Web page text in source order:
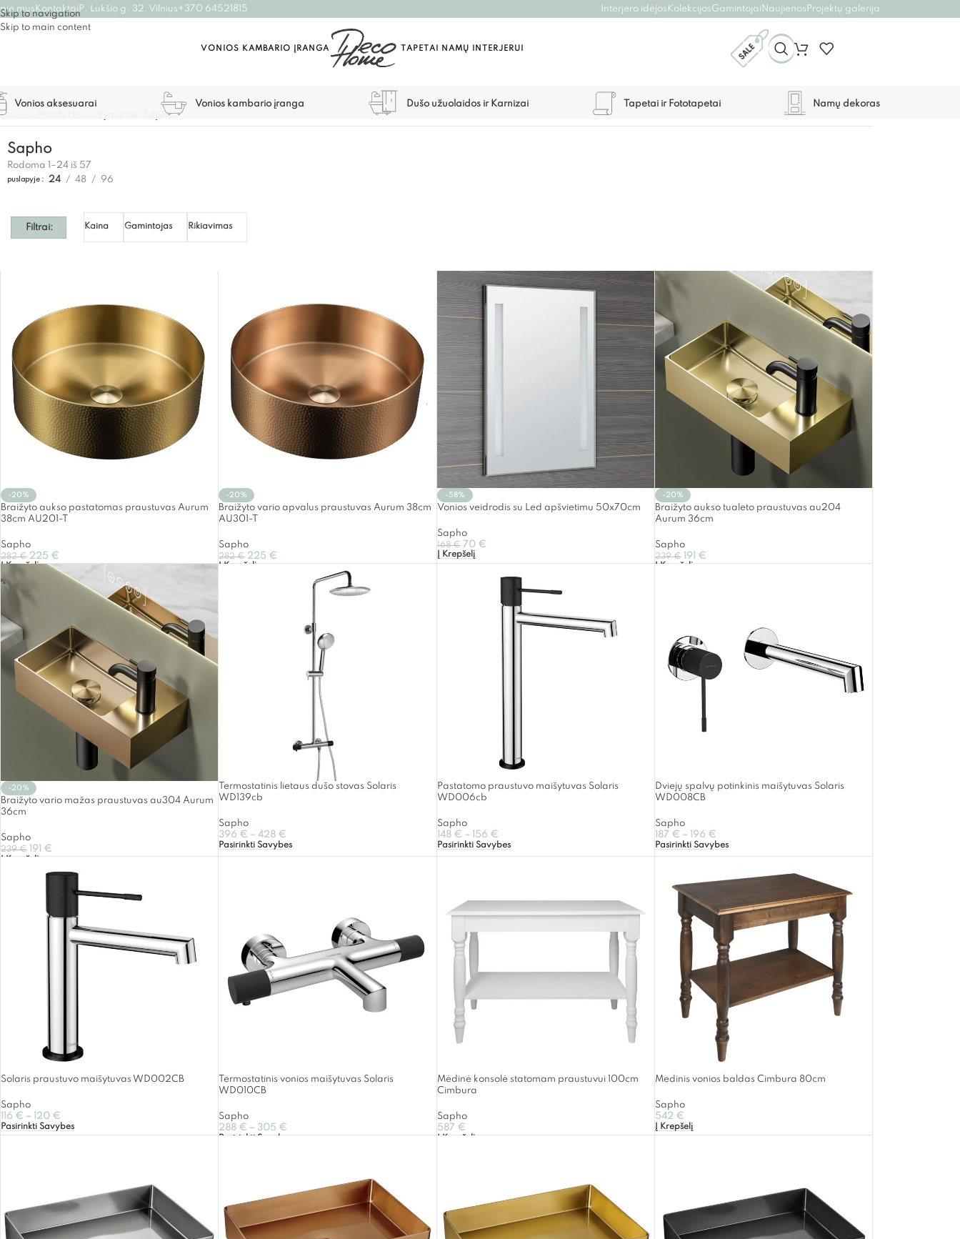
Skip to navigation
Skip to main content
mus Kontaktai P. Lukšio g. 32, Vilnius +370 64521815 Interjero idėjos KolekcijosGamintojai Naujienos Projektų galerija
VONIOS KAMBARIO ĮRANGA TAPETAI NAMŲ INTERJERUI
Vonios aksesuarai Vonios kambario įranga Dušo užuolaidos ir Karnizai Tapetai ir Fototapetai
Namų dekoras
Pradžia
Produktai su žymomis “Sapho”
Sapho
Rodoma 1–24 iš 57
puslapyje 24 48 96
Filtrai: Kaina Gamintojas Rikiavimas
-20%
Braižyto aukso pastatomas praustuvas Aurum
38cm AU201-T
Sapho
282€ 225 €
Į Krepšelį
-20%
Braižyto vario apvalus praustuvas Aurum 38cm
AU301-T
Sapho
282€ 225 €
Į Krepšelį
-58%
Vonios veidrodis su Led apšvietimu 50x70cm
Sapho
168€ 70 €
Į Krepšelį
-20%
Braižyto aukso tualeto praustuvas au204
Aurum 36cm
Sapho
239€ 191 €
Į Krepšelį
-20%
Braižyto vario mažas praustuvas au304 Aurum
36cm
Sapho
239€ 191 €
Į Krepšelį
Termostatinis lietaus dušo stovas Solaris
WD139cb
Sapho
396 € – 428 €
Pasirinkti Savybes
Pastatomo praustuvo maišytuvas Solaris
WD006cb
Sapho
148 € – 156 €
Pasirinkti Savybes
Dviejų spalvų potinkinis maišytuvas Solaris
WD008CB
Sapho
187 € – 196 €
Pasirinkti Savybes
Solaris praustuvo maišytuvas WD002CB
Sapho
116 € – 120 €
Pasirinkti Savybes
Termostatinis vonios maišytuvas Solaris
WD010CB
Sapho
288 € – 305 €
Pasirinkti Savybes
Mėdinė konsolė statomam praustuvui 100cm
Cimbura
Sapho
587 €
Į Krepšelį
Medinis vonios baldas Cimbura 80cm
Sapho
542 €
Į Krepšelį